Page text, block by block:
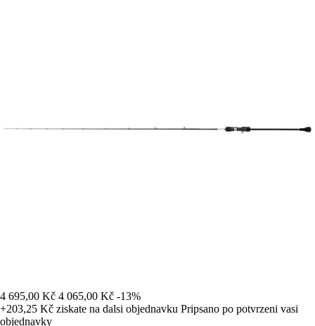
4 695,00 Kč 4 065,00 Kč -13%
+203,25 Kč ziskate na dalsi objednavku Pripsano po potvrzeni vasi
objednavky